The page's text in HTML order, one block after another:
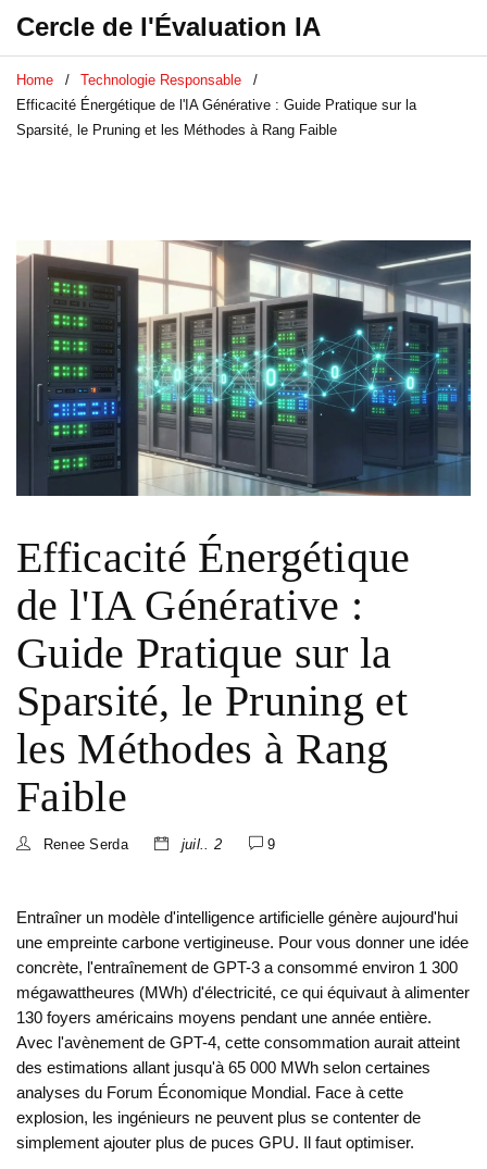
Cercle de l'Évaluation IA
Home
Technologie Responsable
Efficacité Énergétique de l'IA Générative : Guide Pratique sur la
Sparsité, le Pruning et les Méthodes à Rang Faible
Efficacité Énergétique
de l'IA Générative :
Guide Pratique sur la
Sparsité, le Pruning et
les Méthodes à Rang
Faible
Renee Serda juil.. 2 9
Entraîner un modèle d'intelligence artificielle génère aujourd'hui
une empreinte carbone vertigineuse. Pour vous donner une idée
concrète, l'entraînement de GPT-3 a consommé environ 1 300
mégawattheures (MWh) d'électricité, ce qui équivaut à alimenter
130 foyers américains moyens pendant une année entière.
Avec l'avènement de GPT-4, cette consommation aurait atteint
des estimations allant jusqu'à 65 000 MWh selon certaines
analyses du Forum Économique Mondial. Face à cette
explosion, les ingénieurs ne peuvent plus se contenter de
simplement ajouter plus de puces GPU. Il faut optimiser.